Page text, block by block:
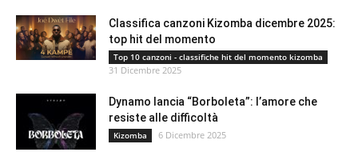
Classifica canzoni Kizomba dicembre 2025:
top hit del momento
Top 10 canzoni - classifiche hit del momento kizomba
31 Dicembre 2025
Dynamo lancia “Borboleta”: l’amore che
resiste alle difficoltà
Kizomba 6 Dicembre 2025